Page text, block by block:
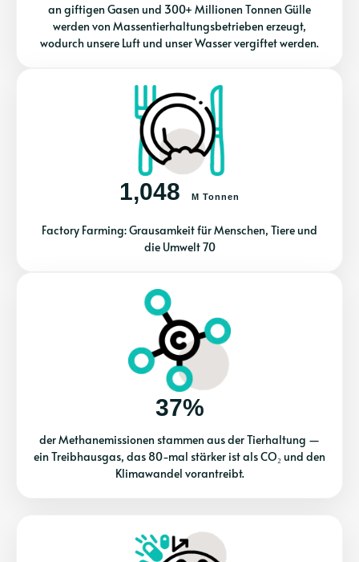
an giftigen Gasen und 300+ Millionen Tonnen Gülle
werden von Massentierhaltungsbetrieben erzeugt,
wodurch unsere Luft und unser Wasser vergiftet werden.
1,048 M Tonnen
Factory Farming: Grausamkeit für Menschen, Tiere und
die Umwelt 70
37%
der Methanemissionen stammen aus der Tierhaltung —
ein Treibhausgas, das 80-mal stärker ist als CO₂ und den
Klimawandel vorantreibt.